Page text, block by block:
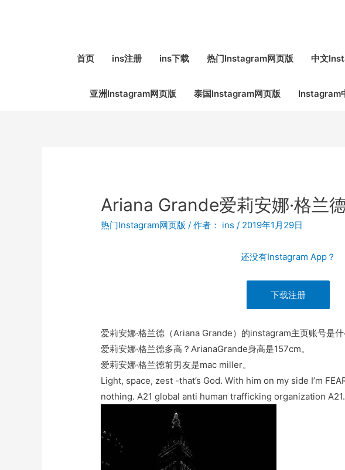
首页 ins注册 ins下载 热门Instagram网页版 中文
亚洲Instagram网页版 泰国Instagram网页版 Instagram
Ariana Grande爱莉安娜·格兰
热门Instagram网页版 / 作者： ins / 2019年1月29日
还没有Instagram App？
下载注册
爱莉安娜·格兰德（Ariana Grande）的instagram主页账号是什
爱莉安娜·格兰德多高？ArianaGrande身高是157cm。
爱莉安娜·格兰德前男友是mac miller。
Light, space, zest -that’s God. With him on my side I’m
nothing. A21 global anti human trafficking organization